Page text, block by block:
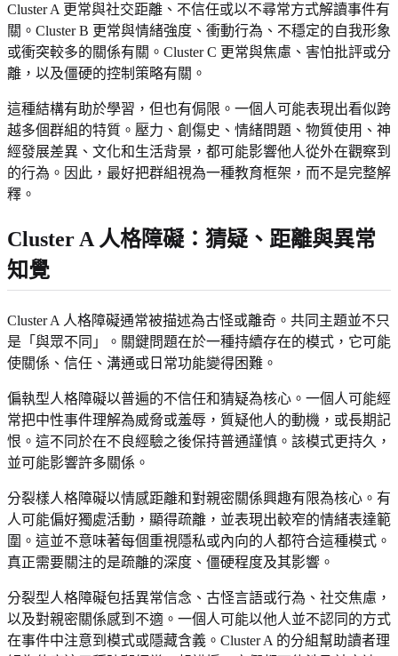
Cluster A 更常與社交距離、不信任或以不尋常方式解讀事件有
關。Cluster B 更常與情緒強度、衝動行為、不穩定的自我形象
或衝突較多的關係有關。Cluster C 更常與焦慮、害怕批評或分
離，以及僵硬的控制策略有關。
這種結構有助於學習，但也有侷限。一個人可能表現出看似跨
越多個群組的特質。壓力、創傷史、情緒問題、物質使用、神
經發展差異、文化和生活背景，都可能影響他人從外在觀察到
的行為。因此，最好把群組視為一種教育框架，而不是完整解
釋。
Cluster A 人格障礙：猜疑、距離與異常
知覺
Cluster A 人格障礙通常被描述為古怪或離奇。共同主題並不只
是「與眾不同」。關鍵問題在於一種持續存在的模式，它可能
使關係、信任、溝通或日常功能變得困難。
偏執型人格障礙以普遍的不信任和猜疑為核心。一個人可能經
常把中性事件理解為威脅或羞辱，質疑他人的動機，或長期記
恨。這不同於在不良經驗之後保持普通謹慎。該模式更持久，
並可能影響許多關係。
分裂樣人格障礙以情感距離和對親密關係興趣有限為核心。有
人可能偏好獨處活動，顯得疏離，並表現出較窄的情緒表達範
圍。這並不意味著每個重視隱私或內向的人都符合這種模式。
真正需要關注的是疏離的深度、僵硬程度及其影響。
分裂型人格障礙包括異常信念、古怪言語或行為、社交焦慮，
以及對親密關係感到不適。一個人可能以他人並不認同的方式
在事件中注意到模式或隱藏含義。Cluster A 的分組幫助讀者理